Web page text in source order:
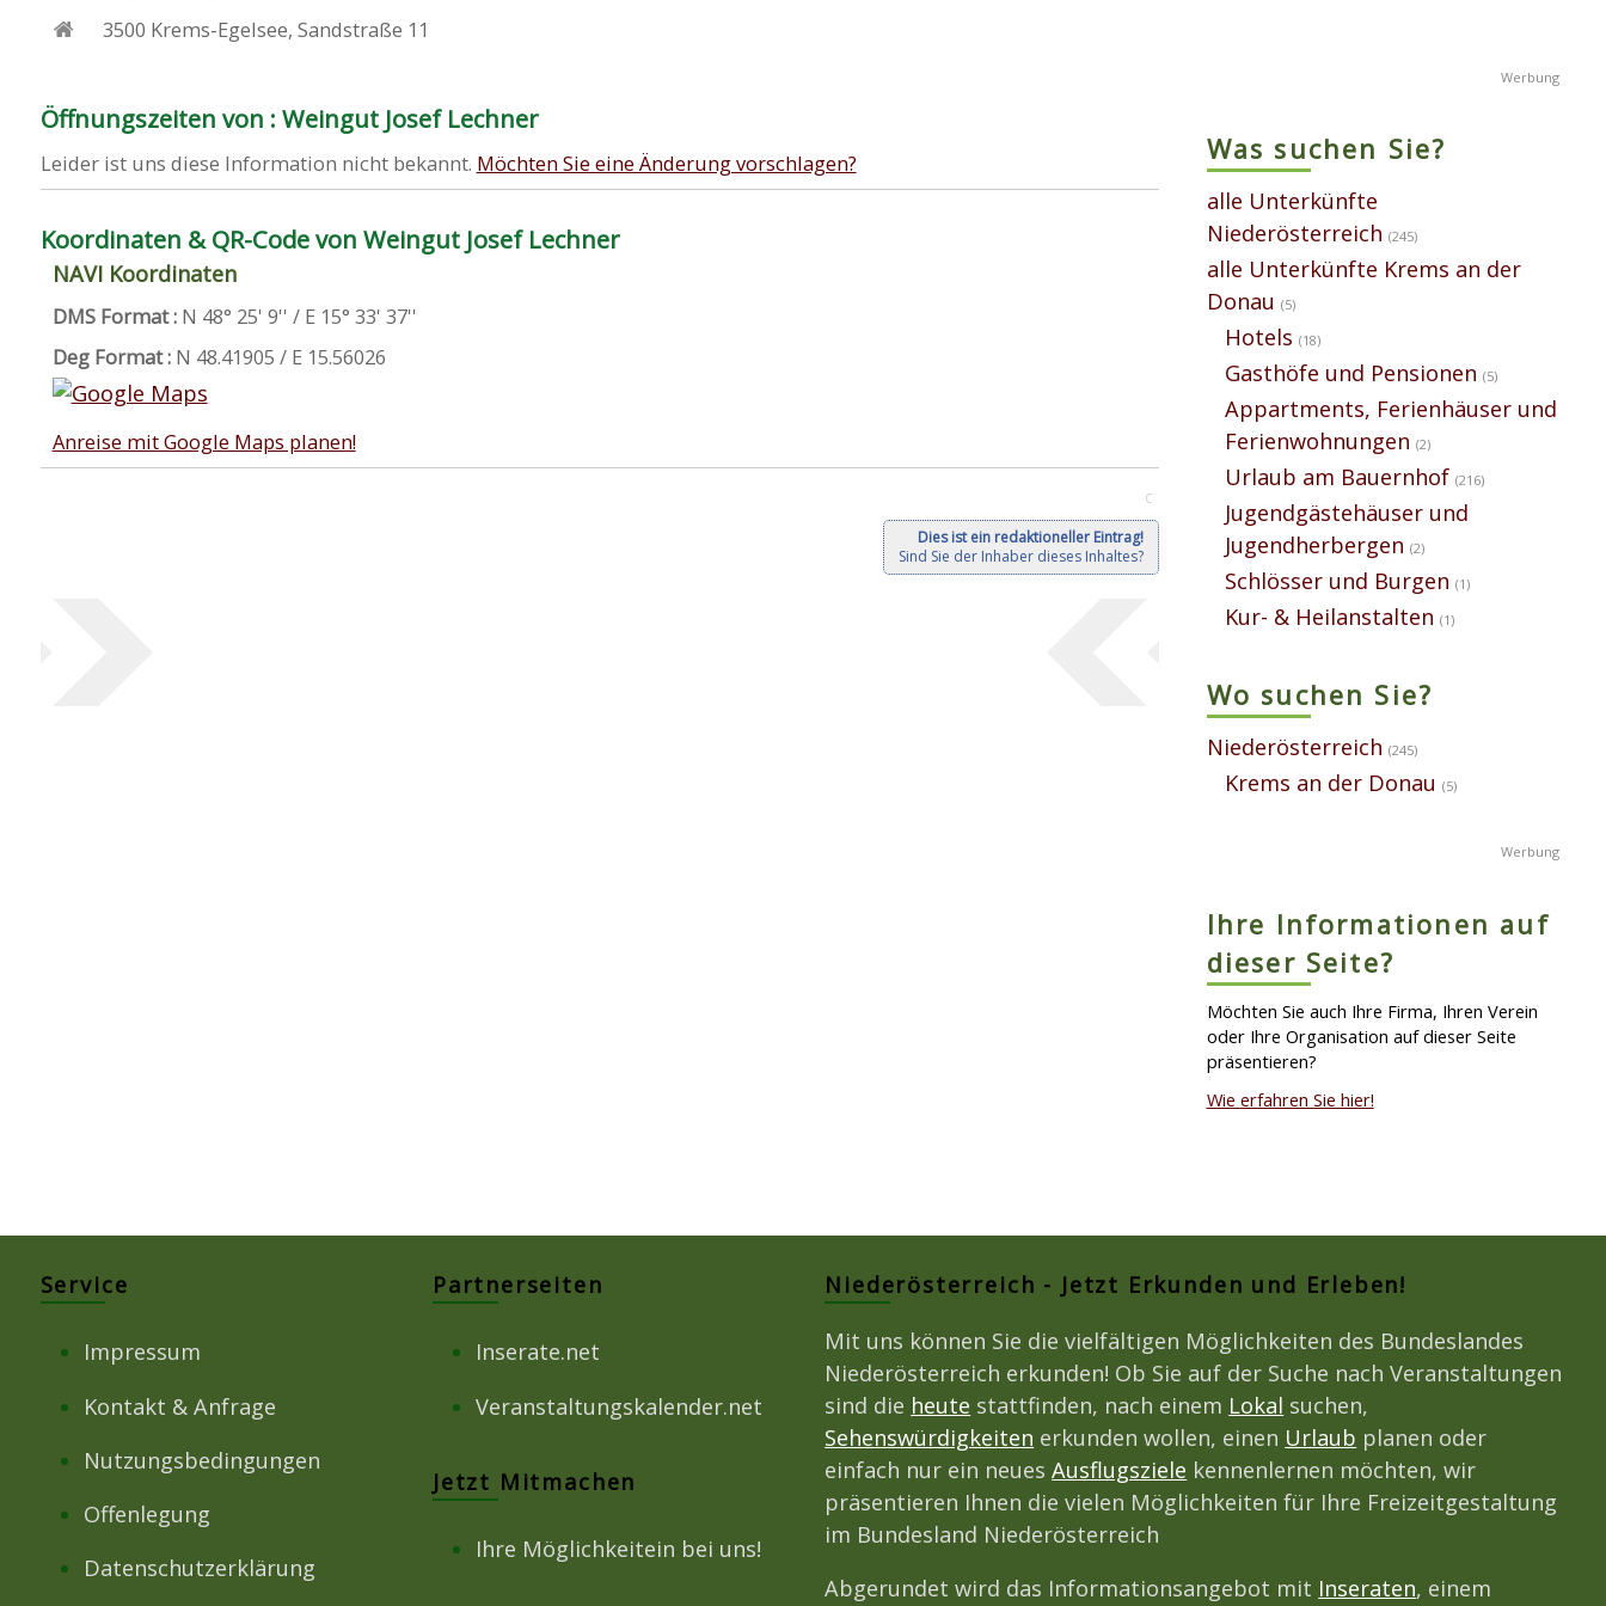
3500 Krems-Egelsee, Sandstraße 11
Öffnungszeiten von : Weingut Josef Lechner
Leider ist uns diese Information nicht bekannt. Möchten Sie eine Änderung vorschlagen?
Koordinaten & QR-Code von Weingut Josef Lechner
NAVI Koordinaten
DMS Format : N 48° 25' 9'' / E 15° 33' 37''
Deg Format : N 48.41905 / E 15.56026
Anreise mit Google Maps planen!
C
Dies ist ein redaktioneller Eintrag!
Sind Sie der Inhaber dieses Inhaltes?
Was suchen Sie?
alle Unterkünfte
Niederösterreich (245)
alle Unterkünfte Krems an der
Donau (5)
Hotels (18)
Gasthöfe und Pensionen (5)
Appartments, Ferienhäuser und
Ferienwohnungen (2)
Urlaub am Bauernhof (216)
Jugendgästehäuser und
Jugendherbergen (2)
Schlösser und Burgen (1)
Kur- & Heilanstalten (1)
Wo suchen Sie?
Niederösterreich (245)
Krems an der Donau (5)
Ihre Informationen auf
dieser Seite?
Möchten Sie auch Ihre Firma, Ihren Verein
oder Ihre Organisation auf dieser Seite
präsentieren?
Wie erfahren Sie hier!
Service
Impressum
Kontakt & Anfrage
Nutzungsbedingungen
Offenlegung
Datenschutzerklärung
Partnerseiten
Inserate.net
Veranstaltungskalender.net
Jetzt Mitmachen
Ihre Möglichkeitein bei uns!
Niederösterreich - Jetzt Erkunden und Erleben!
Mit uns können Sie die vielfältigen Möglichkeiten des Bundeslandes
Niederösterreich erkunden! Ob Sie auf der Suche nach Veranstaltungen
sind die heute stattfinden, nach einem Lokal suchen,
Sehenswürdigkeiten erkunden wollen, einen Urlaub planen oder
einfach nur ein neuesAusflugsziele kennenlernen möchten, wir
präsentieren Ihnen die vielen Möglichkeiten für Ihre Freizeitgestaltung
im Bundesland Niederösterreich
Abgerundet wird das Informationsangebot mit Inseraten, einem